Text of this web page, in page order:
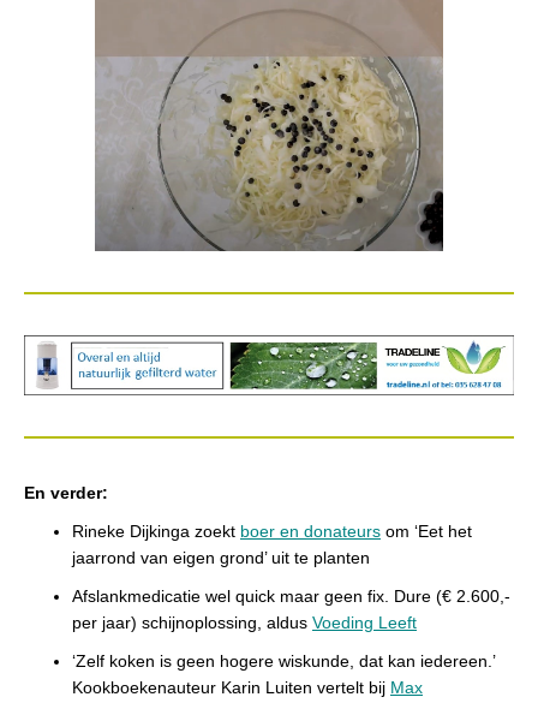
En verder:
Rineke Dijkinga zoekt boer en donateurs om ‘Eet het
jaarrond van eigen grond’ uit te planten
Afslankmedicatie wel quick maar geen fix. Dure (€ 2.600,-
per jaar) schijnoplossing, aldus Voeding Leeft
‘Zelf koken is geen hogere wiskunde, dat kan iedereen.’
Kookboekenauteur Karin Luiten vertelt bij Max